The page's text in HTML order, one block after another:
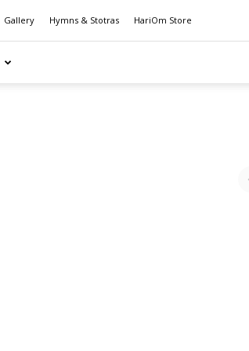
Gallery Hymns & Stotras HariOm Store